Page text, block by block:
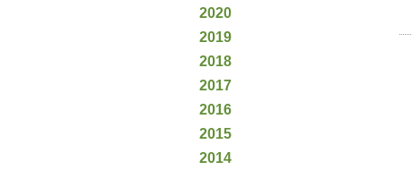
2020
2019
2018
2017
2016
2015
2014